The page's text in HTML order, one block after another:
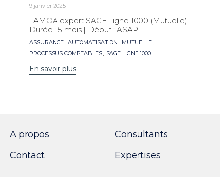
9 janvier 2025
AMOA expert SAGE Ligne 1000 (Mutuelle)
Durée : 5 mois | Début : ASAP...
Mots
clés
ASSURANCE, AUTOMATISATION , MUTUELLE,
PROCESSUS COMPTABLES, SAGE LIGNE 1000
En savoir plus
A propos
Contact
Consultants
Expertises